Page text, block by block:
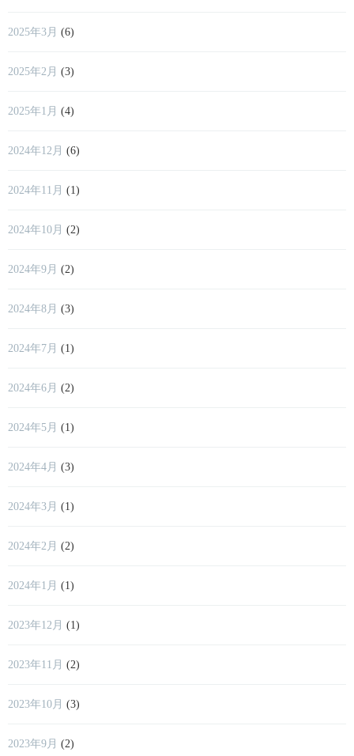
2025年3月 (6)
2025年2月 (3)
2025年1月 (4)
2024年12月 (6)
2024年11月 (1)
2024年10月 (2)
2024年9月 (2)
2024年8月 (3)
2024年7月 (1)
2024年6月 (2)
2024年5月 (1)
2024年4月 (3)
2024年3月 (1)
2024年2月 (2)
2024年1月 (1)
2023年12月 (1)
2023年11月 (2)
2023年10月 (3)
2023年9月 (2)